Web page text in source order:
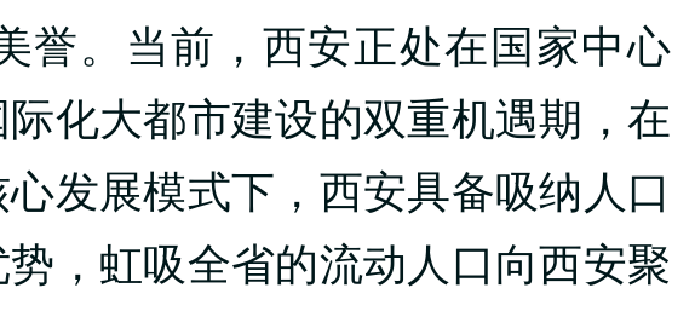
誉。当前，西安正处在国家中心
化大都市建设的双重机遇期，在
发展模式下，西安具备吸纳人口
，虹吸全省的流动人口向西安聚